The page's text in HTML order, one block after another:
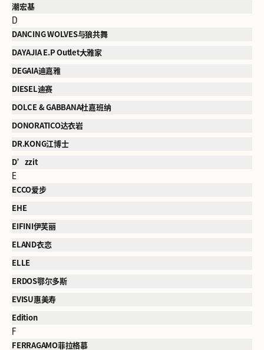
潮宏基
D
DANCING WOLVES与狼共舞
DAYAJIA E.P Outlet大雅家
DEGAIA迪嘉雅
DIESEL迪赛
DOLCE & GABBANA杜嘉班纳
DONORATICO达衣岩
DR.KONG江博士
D’zzit
E
ECCO爱步
EHE
EIFINI伊芙丽
ELAND衣恋
ELLE
ERDOS鄂尔多斯
EVISU惠美寿
Edition
F
FERRAGAMO菲拉格慕